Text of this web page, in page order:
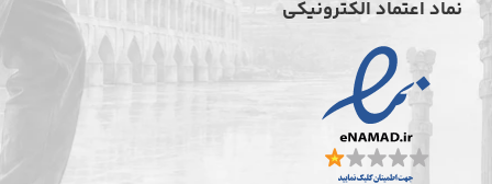
نماد اعتماد الکترونیکی